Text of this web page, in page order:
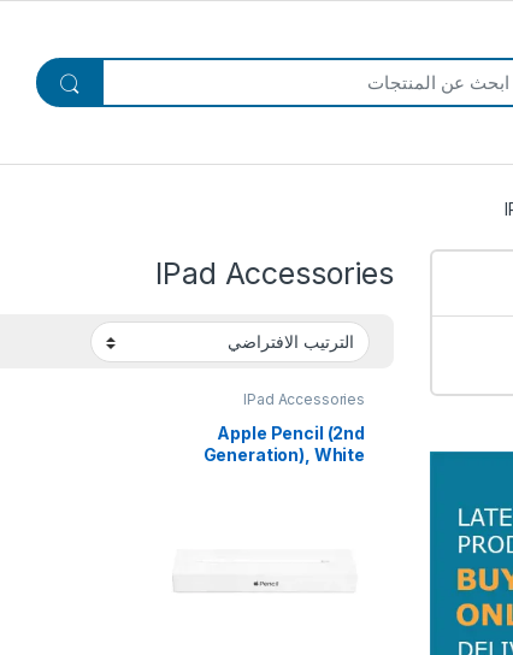
IPad Accessories
IPad Accessories
Apple Pencil (2nd
Generation), White